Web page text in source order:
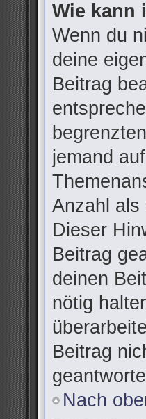
Wie kann
Wenn du
deine
Beitrag
jemand
Anzahl als
Dieser
Beitrag
deinen
nötig
Beitrag
Nach